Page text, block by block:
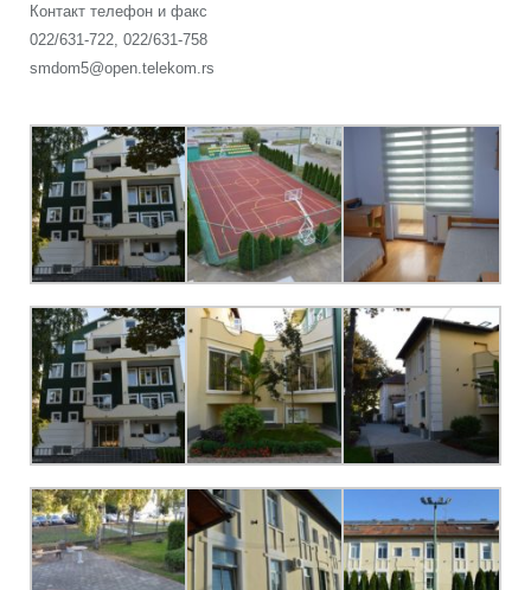
Контакт телефон и факс
022/631-722, 022/631-758
smdom5@open.telekom.rs